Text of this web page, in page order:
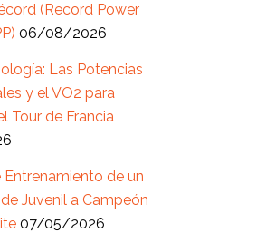
(Record Power
06/08/2026
Las Potencias
y el VO2 para
Tour de Francia
Entrenamiento de un
Juvenil a Campeón
07/05/2026